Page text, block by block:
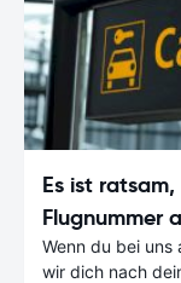
Es ist
Flugnummer
Wenn du bei uns
wir dich nach